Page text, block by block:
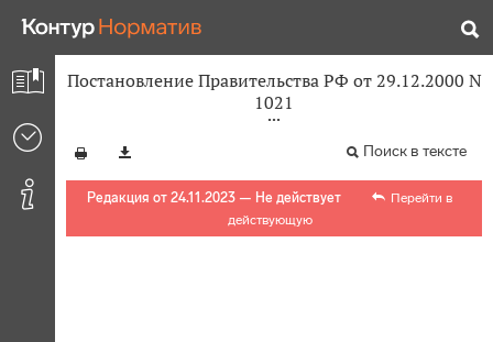
Постановление Правительства РФ от 29.12.2000 N
1021
Поиск в тексте
Редакция от 24.11.2023 — Не действует
Перейти в
действующую